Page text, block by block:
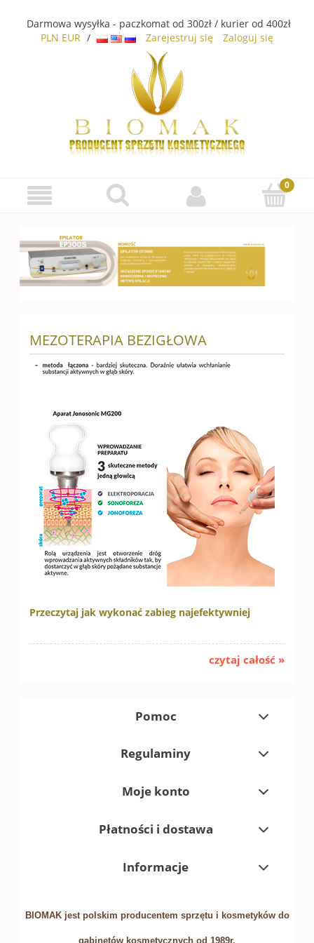
Darmowa wysyłka - paczkomat od 300zł / kurier od 400zł
PLN EUR / Zarejestruj się Zaloguj się
MEZOTERAPIA BEZIGŁOWA
Przeczytaj jak wykonać zabieg najefektywniej
czytaj całość »
Pomoc
Regulaminy
Moje konto
Płatności i dostawa
Informacje
BIOMAK jest polskim producentem sprzętu i kosmetyków do
gabinetów kosmetycznych od 1989r.